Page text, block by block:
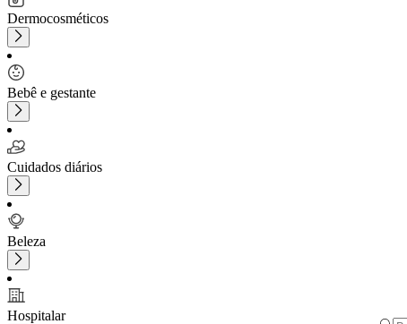
Dermocosméticos
Bebê e gestante
Cuidados diários
Beleza
Hospitalar